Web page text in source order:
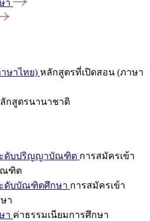
า
ษาไทย) หลักสูตรที่เปิดสอน (ภาษา
กสูตรนานาชาติ
ะดับปริญญาบัณฑิต การสมัครเข้า
ณฑิต
ดับบัณฑิตศึกษา การสมัครเข้า
า
า ค่าธรรมเนียมการศึกษา